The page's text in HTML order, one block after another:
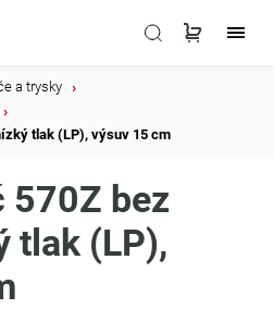
a trysky
tlak (LP), výsuv 15 cm
570Z bez
tlak (LP),